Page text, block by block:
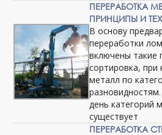
ПЕРЕРАБОТКА
ПРИНЦИПЫ И
В основу
переработки
включены такие
сортировка,
металл по
день категорий
существует
ПЕРЕРАБОТКА